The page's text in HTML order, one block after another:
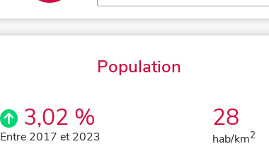
Population
3,02 %
Entre 2017 et 2023
28
hab/km2